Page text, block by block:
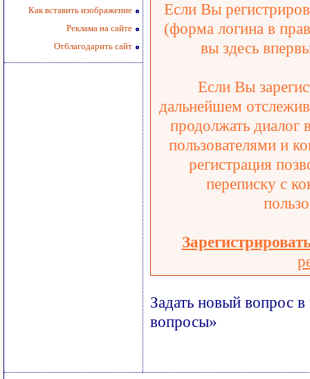
Как вставить изображение
Реклама на сайте
Отблагодарить сайт
Если Вы
(форма логина в
вы здесь
Если Вы
дальнейшем
продолжать диалог
пользователями и
регистрация
переписку с
Задать новый вопрос
вопросы»